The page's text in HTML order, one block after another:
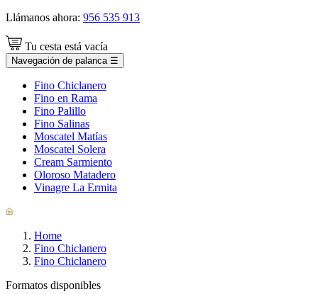
Llámanos ahora: 956 535 913
Tu cesta está vacía
Navegación de palanca ☰
Fino Chiclanero
Fino en Rama
Fino Palillo
Fino Salinas
Moscatel Matías
Moscatel Solera
Cream Sarmiento
Oloroso Matadero
Vinagre La Ermita
Home
Fino Chiclanero
Fino Chiclanero
Formatos disponibles